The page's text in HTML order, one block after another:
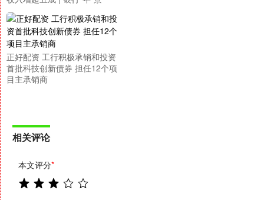
正好配资 工行积极承销和投资
首批科技创新债券 担任12个项
目主承销商
相关评论
本文评分*